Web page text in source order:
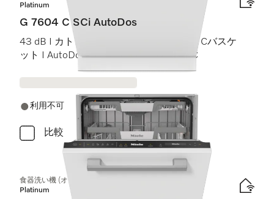
Platinum
G 7604 C SCi AutoDos
43 dB I カトラリートレイ I ExtraComfort Cバスケ
ット I AutoDos I 高温洗浄・すすぎ 75 °C
利用不可
比較
食器洗い機 (オールドア材取付専用タイプ) XXL
Platinum